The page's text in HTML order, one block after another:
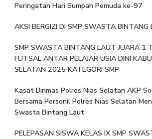
Peringatan Hari Sumpah Pemuda ke-97
AKSI BERGIZI DI SMP SWASTA BINTANG
SMP SWASTA BINTANG LAUT JUARA 1
FUTSAL ANTAR PELAJAR USIA DINI
SELATAN 2025 KATEGORI SMP
Kasat Binmas Polres Nias Selatan AKP
Bersama Personil Polres Nias Selatan
Swasta Bintang Laut
PELEPASAN SISWA KELAS IX SMP